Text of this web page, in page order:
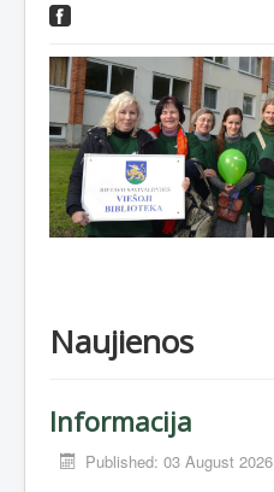
Naujienos
Informacija
Published: 03 August 2026